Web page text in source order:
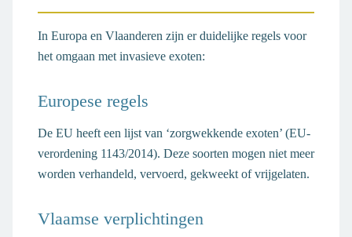
In Europa en Vlaanderen zijn er duidelijke regels voor
het omgaan met invasieve exoten:
Europese regels
De EU heeft een lijst van ‘zorgwekkende exoten’ (EU-
verordening 1143/2014). Deze soorten mogen niet meer
worden verhandeld, vervoerd, gekweekt of vrijgelaten.
Vlaamse verplichtingen